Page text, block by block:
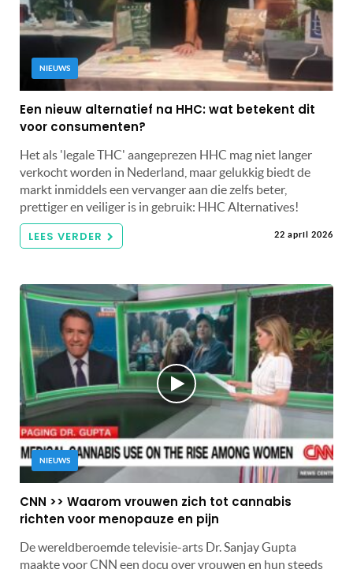
NIEUWS
Een nieuw alternatief na HHC: wat betekent dit
voor consumenten?
Het als 'legale THC' aangeprezen HHC mag niet langer
verkocht worden in Nederland, maar gelukkig biedt de
markt inmiddels een vervanger aan die zelfs beter,
prettiger en veiliger is in gebruik: HHC Alternatives!
LEES VERDER 22 april 2026
NIEUWS
CNN >> Waarom vrouwen zich tot cannabis
richten voor menopauze en pijn
De wereldberoemde televisie-arts Dr. Sanjay Gupta
maakte voor CNN een docu over vrouwen en hun steeds